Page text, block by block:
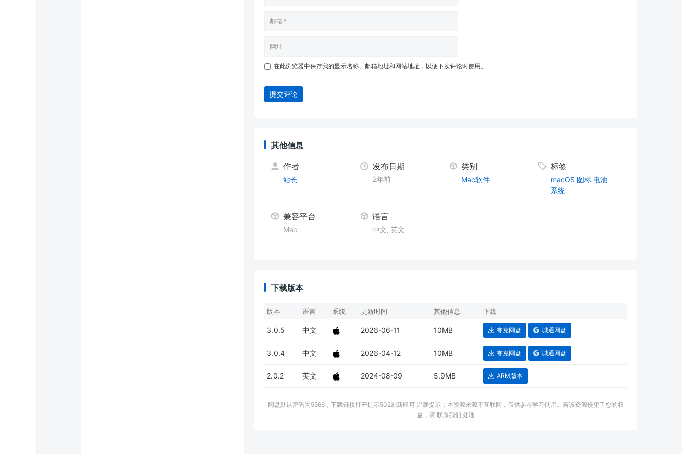
在此浏览器中保存我的显示名称、邮箱地址和网站地址，以便下次评论时使用。
提交评论
其他信息
作者
站长
发布日期
2年前
类别
Mac软件
标签
macOS 图标 电池
系统
兼容平台
Mac
语言
中文, 英文
下载版本
版本 语言 系统 更新时间 其他信息 下载
3.0.5 中文 2026-06-11 10MB 夸克网盘 城通网盘
3.0.4 中文 2026-04-12 10MB 夸克网盘 城通网盘
2.0.2 英文 2024-08-09 5.9MB ARM版本
网盘默认密码为5566，下载链接打开提示502刷新即可 温馨提示：本资源来源于互联网，仅供参考学习使用。若该资源侵犯了您的权
益，请 联系我们 处理